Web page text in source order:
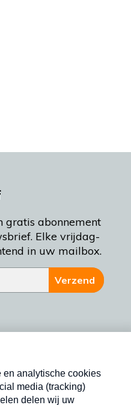
gratis abonnement
Elke vrijdag-
in uw mailbox.
Verzend